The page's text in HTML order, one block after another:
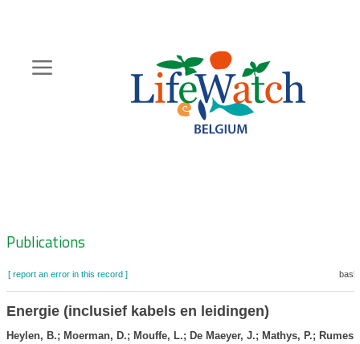
content
Zoeknavigatie
Publications
[ report an error in this record ]
Energie (inclusief kabels en leidingen)
Heylen, B.; Moerman, D.; Mouffe, L.; De Maeyer, J.; Mathys, P.; Rumes,